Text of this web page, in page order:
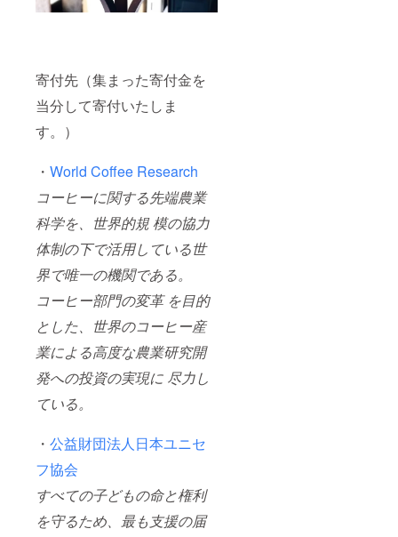
寄付先（集まった寄付金を
当分して寄付いたしま
す。）
・ World Coffee Research
コーヒーに関する先端農業
科学を、世界的規 模の協力
体制の下で活用している世
界で唯一の機関である。
コーヒー部門の変革 を目的
とした、世界のコーヒー産
業による高度な農業研究開
発への投資の実現に 尽力し
ている。
・ 公益財団法人日本ユニセ
フ協会
すべての子どもの命と権利
を守るため、最も支援の届